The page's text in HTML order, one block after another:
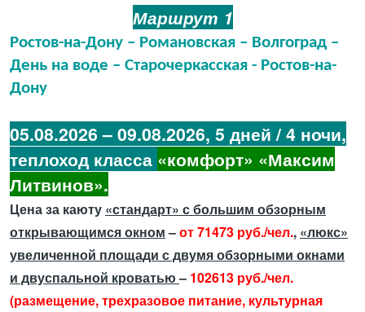
Маршрут 1
Ростов-на-Дону – Романовская – Волгоград –
День на воде – Старочеркасская - Ростов-на-
Дону
05.08.2026 – 09.08.2026, 5 дней / 4 ночи,
теплоход класса «комфорт» «Максим
Литвинов».
Цена за каюту «стандарт» с большим обзорным
открывающимся окном–от 71473 руб./чел., «люкс»
увеличенной площади с двумя обзорными окнами
и двуспальной кроватью– 102613 руб./чел.
(размещение, трехразовое питание, культурная